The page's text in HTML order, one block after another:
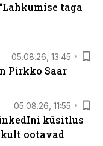
taga
05.08.26, 13:45
Pirkko Saar
05.08.26, 11:55
küsitlus
ootavad